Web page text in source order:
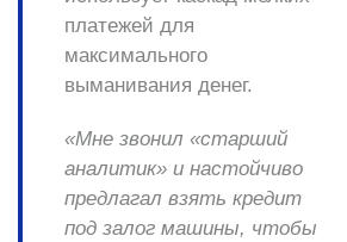
платежей для
максимального
выманивания денег.
«Мне звонил «старший
аналитик» и настойчиво
предлагал взять кредит
под залог машины, чтобы